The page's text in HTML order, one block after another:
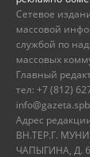
Сетевое
массовой
службой по
массовых
Главный
тел: +7 (812)
Адрес
ВН.ТЕР.Г.
ЧАПЫГИНА, Д.